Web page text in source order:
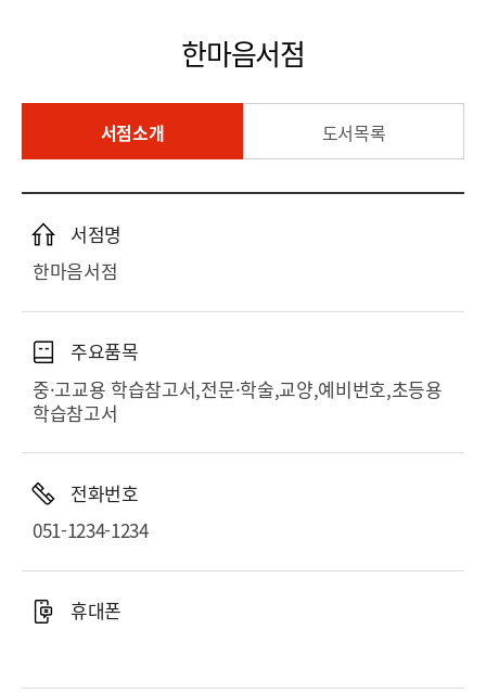
한마음서점
서점소개 도서목록
서점명
한마음서점
주요품목
중·고교용 학습참고서,전문·학술,교양,예비번호,초등용
학습참고서
전화번호
051-1234-1234
휴대폰